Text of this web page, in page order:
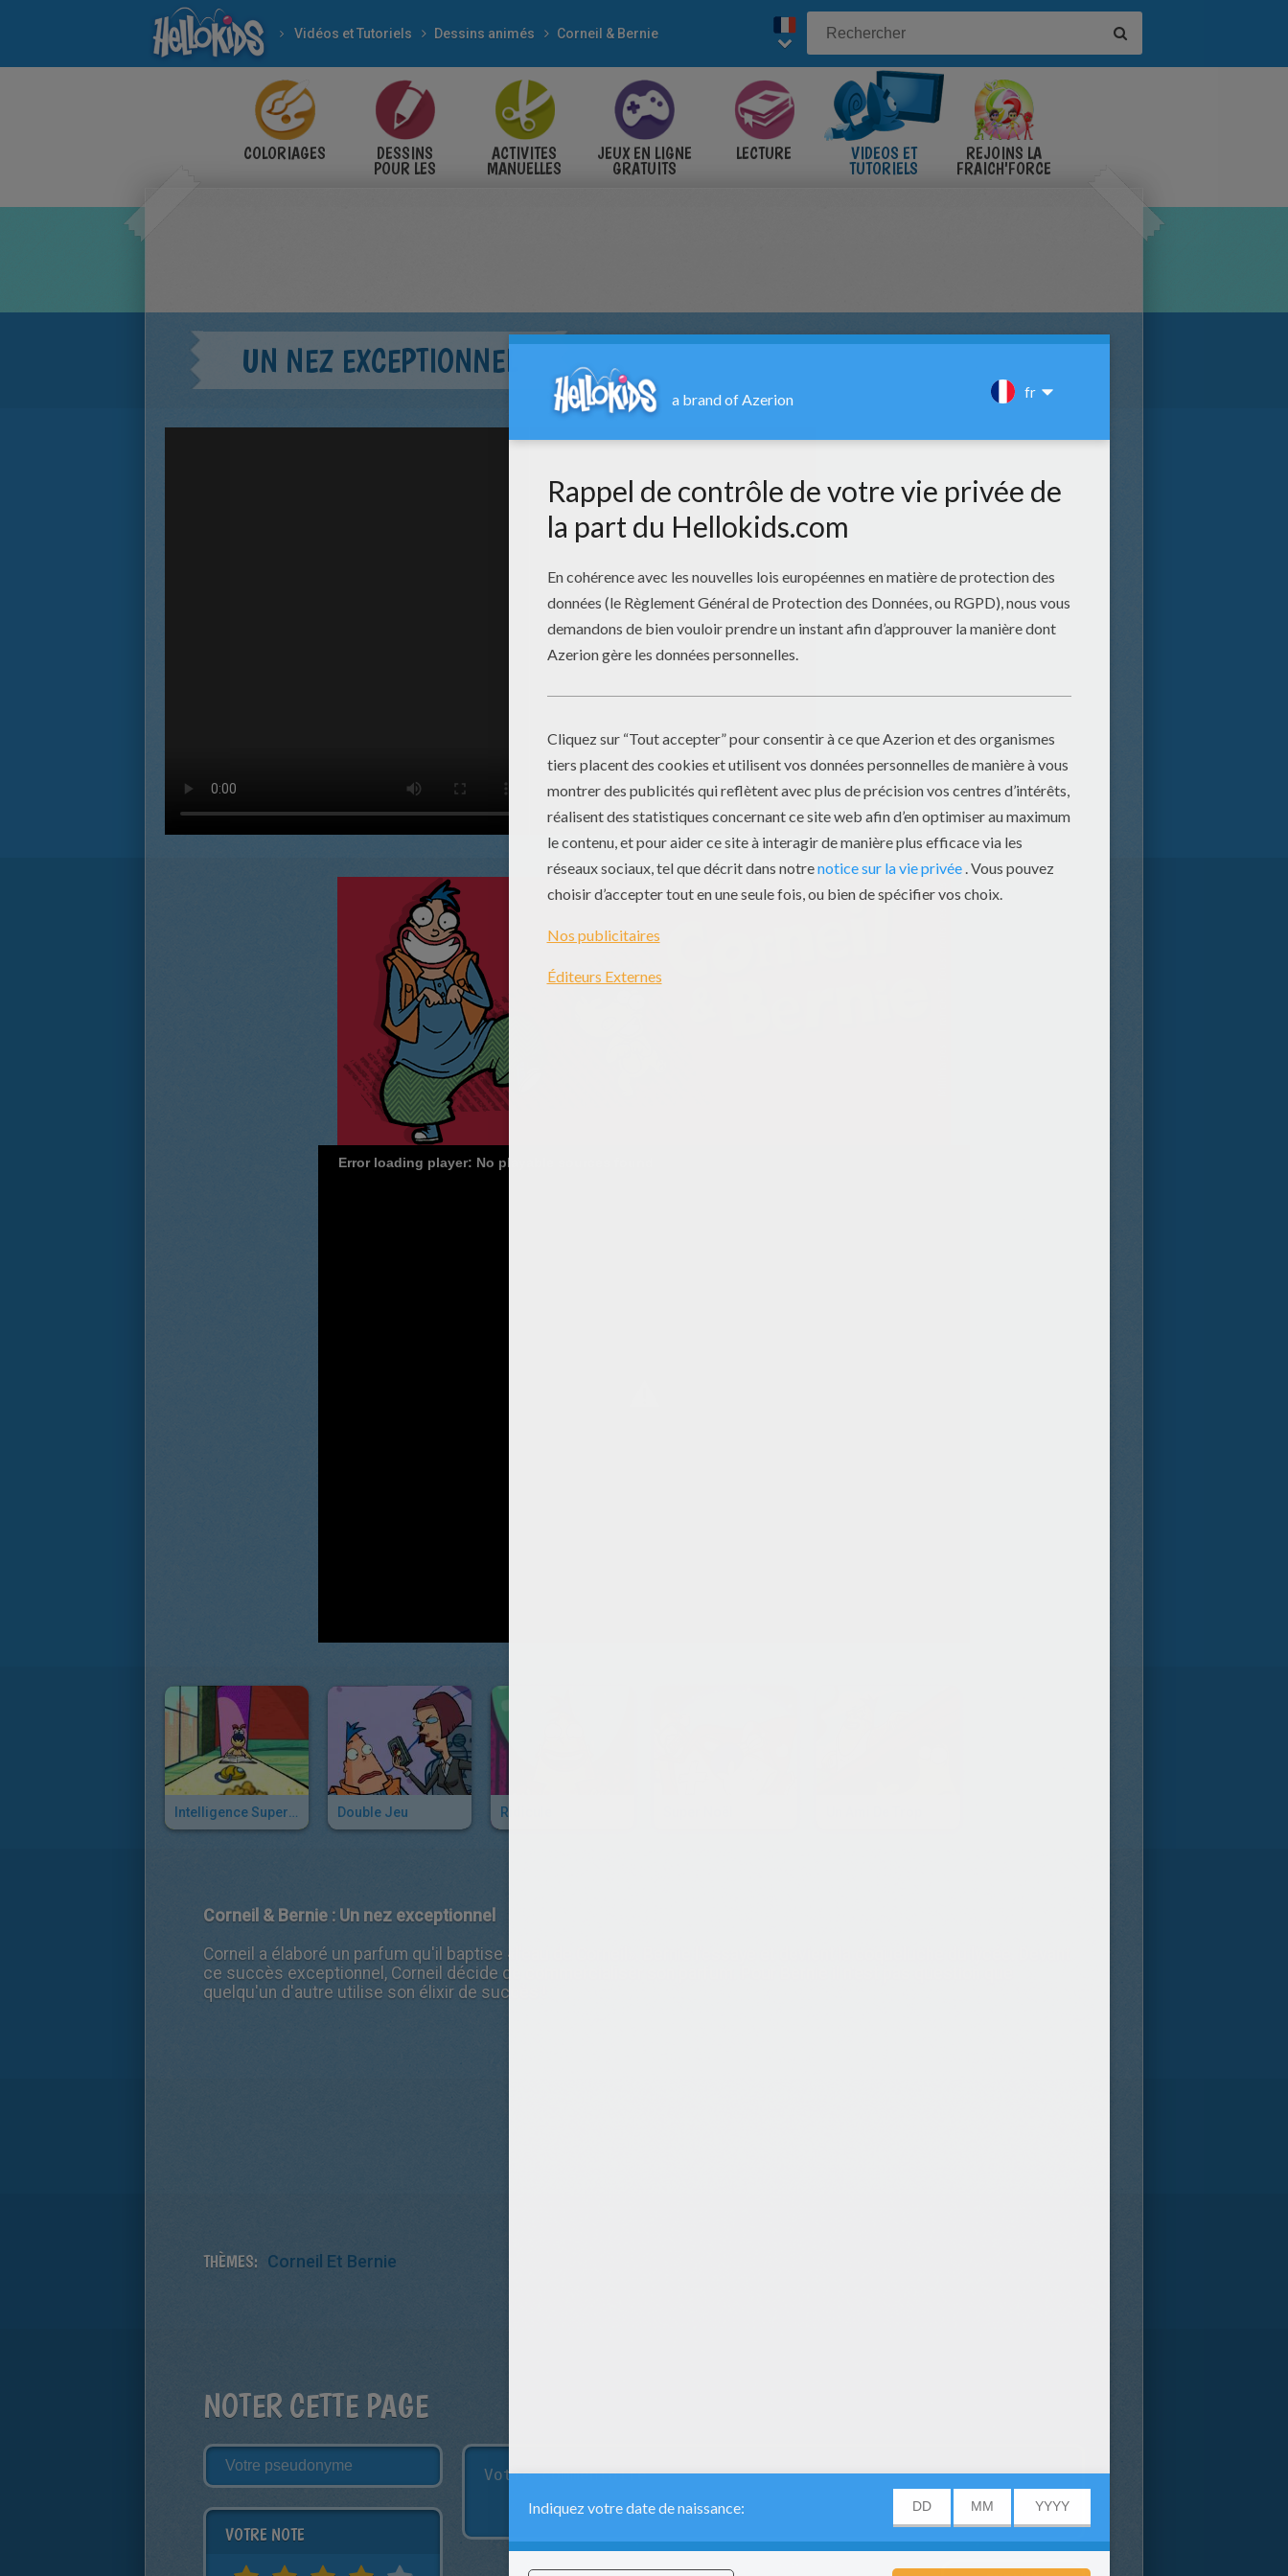
Vidéos et Tutoriels Dessins animés Corneil & Bernie
COLORIAGES DESSINS
POUR LES
ACTIVITES
MANUELLES
JEUX EN LIGNE
GRATUITS
LECTURE VIDÉOS ET
TUTORIELS
REJOINS LA
FRAICH'FORCE
UN NEZ EXCEPTIONNEL
Error loading player: No playable sources found
Double Jeu Ridicule
Corneil & Bernie : Un nez exceptionnel
Corneil a élaboré un parfum qu'il baptise «l'eau de Corneil». Bernie l'essaye et devient la coqueluche du lycée. Devant
ce succès exceptionnel, Corneil décide de commercialiser son parfum. Pour Bernie il n'est pas question que
quelqu'un d'autre utilise son élixir de succès !
THÈMES: Corneil Et Bernie
NOTER CETTE PAGE
VOTRE NOTE